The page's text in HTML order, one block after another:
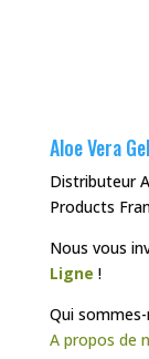
Aloe Vera Gel
Distributeur
Products
Nous vous
Ligne !
Qui
A propos de